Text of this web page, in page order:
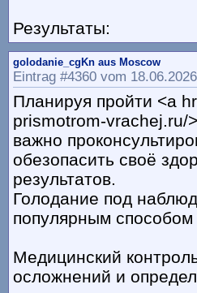
Результаты:
golodanie_cgKn aus Moscow
Eintrag #4360 vom
Планируя пройти <a
prismotrom-vrachej.ru/
важно
обезопасить своё
результатов.
Голодание под
популярным
Медицинский
осложнений и